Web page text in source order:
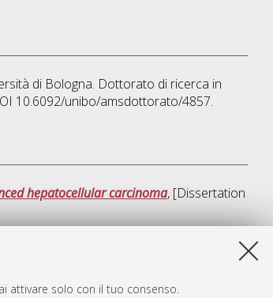
attivare solo con il tuo consenso.
di Bologna. Dottorato di ricerca in
10.6092/unibo/amsdottorato/4857.
hepatocellular carcinoma, [Dissertation
il Thu Aug 6 20:43:59 2026 CEST.